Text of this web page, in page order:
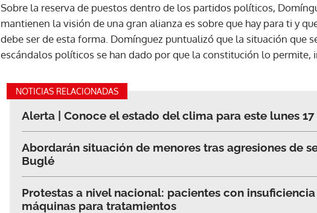
Sobre la reserva de puestos dentro de los partidos políticos,
mantienen la visión de una gran alianza es sobre que hay para ti y
debe ser de esta forma. Domínguez puntualizó que la situación que
escándalos políticos se han dado por que la constitución lo permite,
NOTICIAS RELACIONADAS
Alerta | Conoce el estado del clima para este lunes
Abordarán situación de menores tras agresiones de
Buglé
Protestas a nivel nacional: pacientes con
máquinas para tratamientos